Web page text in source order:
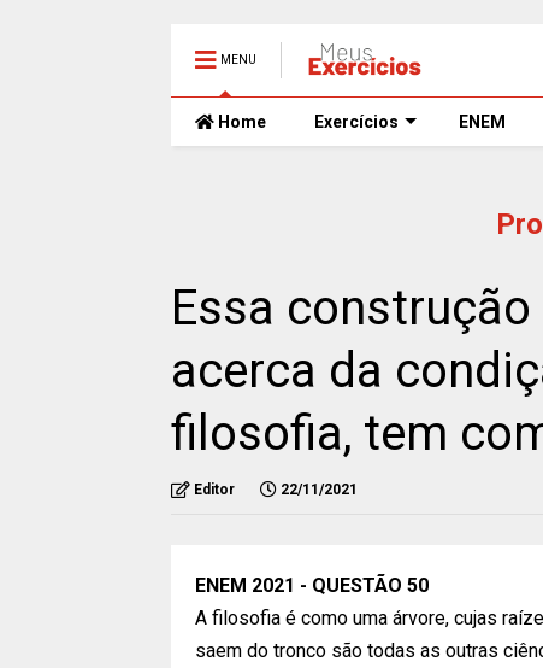
MENU
Home Exercícios ENEM
Essa
acerca da
filosofia, tem
Editor 22/11/2021
ENEM 2021 - QUESTÃO 50
A filosofia é como uma árvore, cujas
saem do tronco são todas as outras